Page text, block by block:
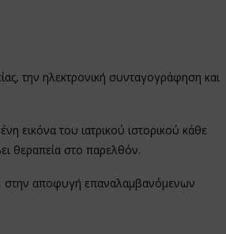
την ηλεκτρονική συνταγογράφηση και
εικόνα του ιατρικού ιστορικού κάθε
θεραπεία στο παρελθόν.
στην αποφυγή επαναλαμβανόμενων